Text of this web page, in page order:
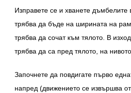
Изправете се и хванете дъмбелите
трябва да бъде на ширината на
трябва да сочат към тялото. В
трябва да са пред тялото, на
Започнете да повдигате първо
напред (движението се извършва